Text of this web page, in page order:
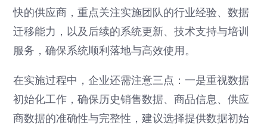
快的供应商，重点关注实施团队的行业经验、数据
迁移能力，以及后续的系统更新、技术支持与培训
服务，确保系统顺利落地与高效使用。
在实施过程中，企业还需注意三点：一是重视数据
初始化工作，确保历史销售数据、商品信息、供应
商数据的准确性与完整性，建议选择提供数据初始